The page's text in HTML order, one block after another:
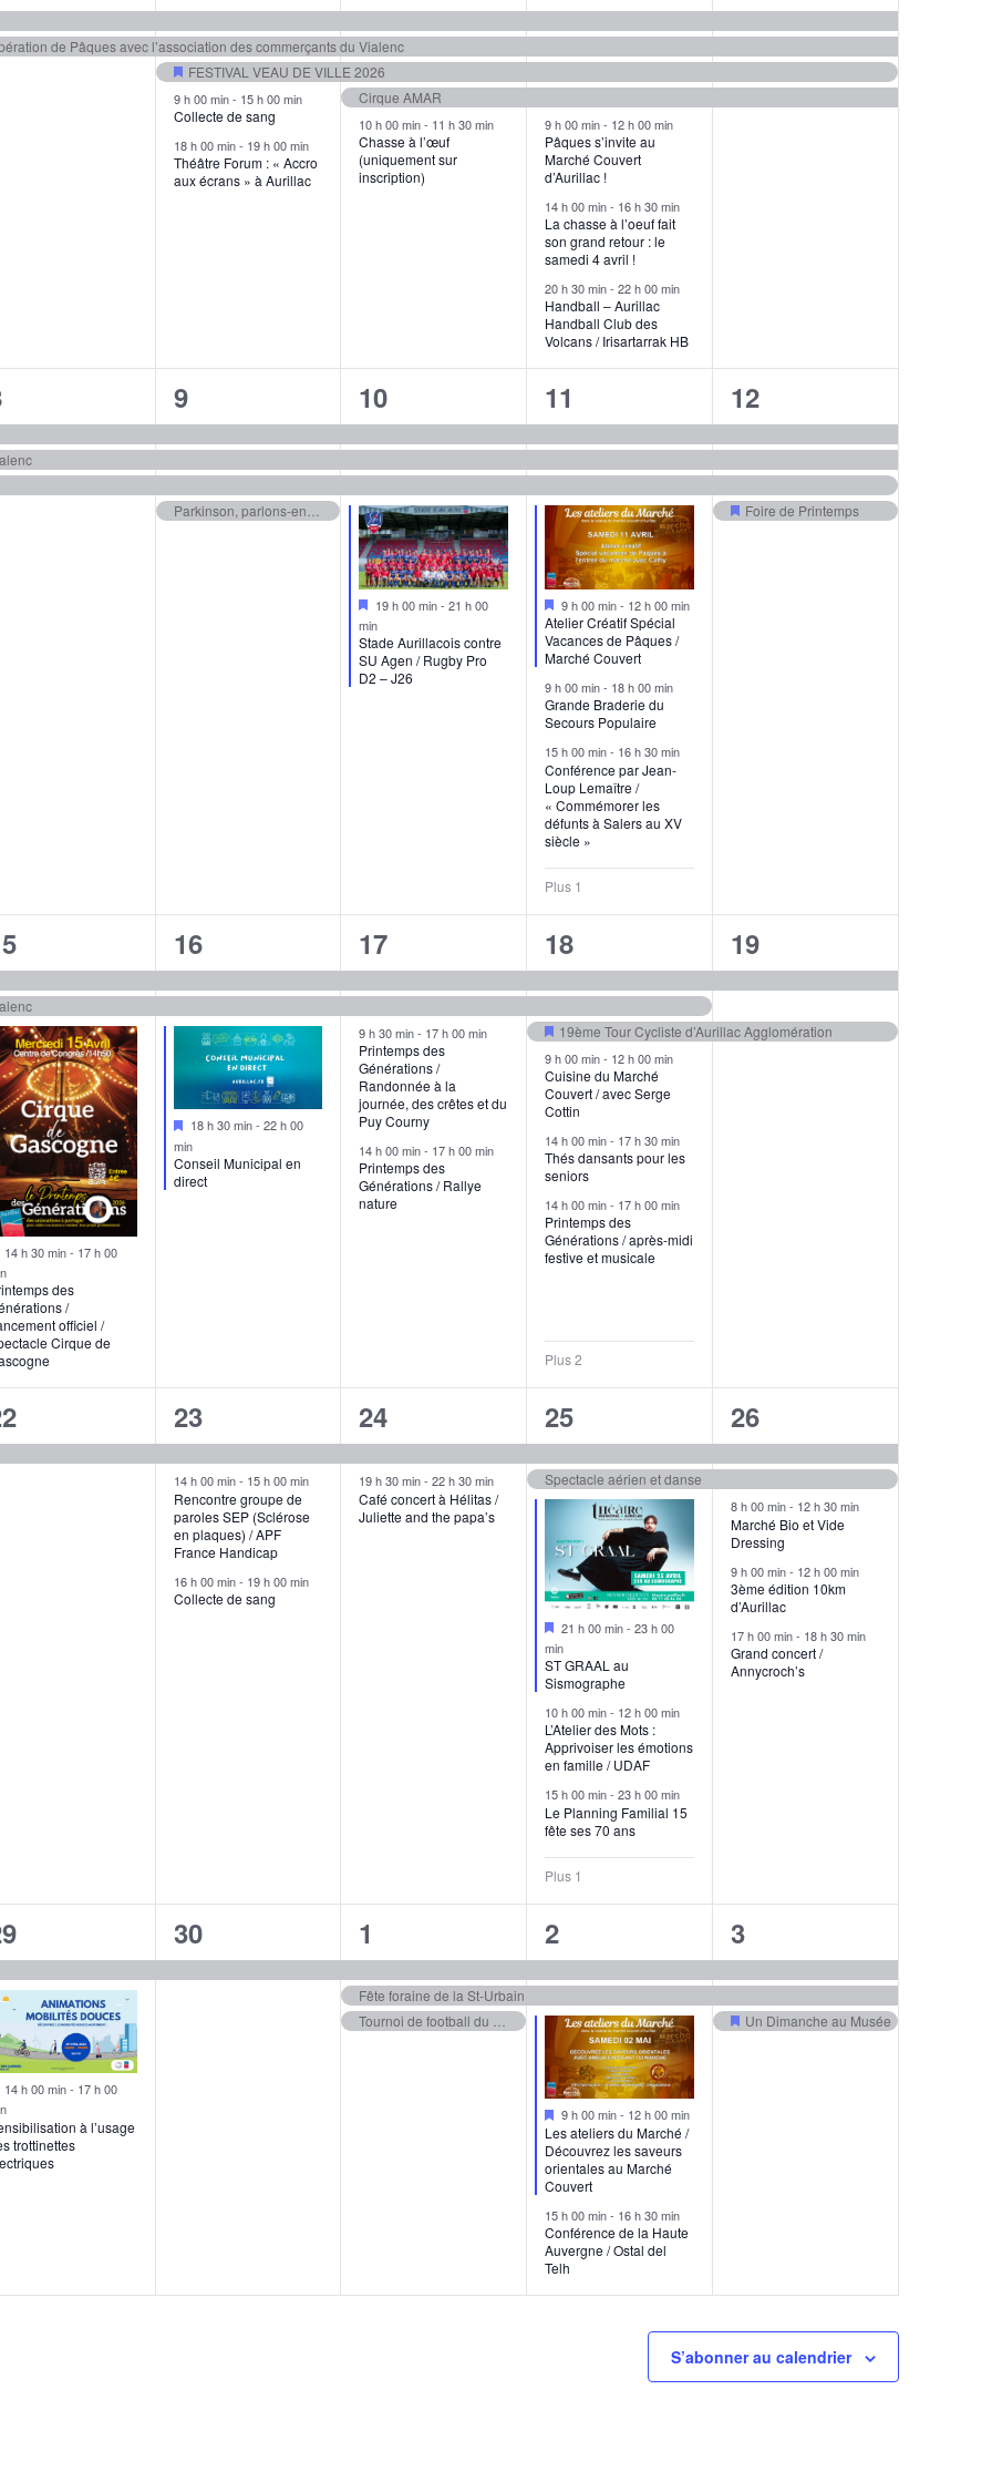
de Pâques avec l’association des commerçants du Vialenc
évènements,
Mis
en
FESTIVAL VEAU DE VILLE 2026
9 h 00 min- 15 h 00 min
Collecte de sang
18 h 00 min- 19 h 00 min
Théâtre Forum : « Accro
aux écrans » à Aurillac
évènements,
Cirque AMAR
10 h 00 min- 11 h 30 min
Chasse à l’œuf
(uniquement sur
inscription)
évènements,
9 h 00 min- 12 h 00 min
Pâques s’invite au
Marché Couvert
d’Aurillac !
14 h 00 min- 16 h 30 min
La chasse à l’oeuf fait
son grand retour : le
samedi 4 avril !
20 h 30 min-22 h 00 min
Handball – Aurillac
Handball Club des
Volcans / Irisartarrak HB
évènements,
4
évènements,
9
4
évènements,
10
Mis
en
avant
19 h 00 min-21 h 00
min
Stade Aurillacois contre
SU Agen / Rugby Pro
D2 – J26
7
évènements,
11
Mis
en
avant
9 h 00 min- 12 h 00 min
Atelier Créatif Spécial
Vacances de Pâques /
Marché Couvert
9 h 00 min- 18 h 00 min
Grande Braderie du
Secours Populaire
15 h 00 min- 16 h 30 min
Conférence par Jean-
Loup Lemaître /
« Commémorer les
défunts à Salers au XV
siècle »
Plus 1
4
évènements,
12
Mis
Foire de Printemps
Mis
en
avant
14 h 30 min- 17 h 00
des
/
officiel /
Cirque de
3
évènements,
16
Mis
avant
18 h 30 min- 22 h 00
min
Conseil Municipal en
direct
4
évènements,
17
9 h 30 min- 17 h 00 min
Printemps des
Générations /
Randonnée à la
journée, des crêtes et du
Puy Courny
14 h 00 min- 17 h 00 min
Printemps des
Générations / Rallye
nature
8
évènements,
18
Mis
en
avant
19ème Tour Cycliste d’Aurillac Agglomération
9 h 00 min- 12 h 00 min
Cuisine du Marché
Couvert / avec Serge
Cottin
14 h 00 min- 17 h 30 min
Thés dansants pour les
seniors
14 h 00 min- 17 h 00 min
Printemps des
Générations / après-midi
festive et musicale
Plus 2
2
évènements,
19
3
évènements,
23
14 h 00 min- 15 h 00 min
Rencontre groupe de
paroles SEP (Sclérose
en plaques) / APF
France Handicap
16 h 00 min- 19 h 00 min
Collecte de sang
2
évènements,
24
19 h 30 min-22 h 30 min
Café concert à Hélitas /
Juliette and the papa’s
6
évènements,
25
Spectacle aérien et danse
Mis
avant
21 h 00 min-23 h 00
min
ST GRAAL au
Sismographe
10 h 00 min- 12 h 00 min
L’Atelier des Mots :
Apprivoiser les émotions
en famille / UDAF
15 h 00 min-23 h 00 min
Le Planning Familial 15
fête ses 70 ans
Plus 1
5
évènements,
26
8 h 00 min- 12 h 30 min
Marché Bio et Vide
Dressing
9 h 00 min- 12 h 00 min
3ème édition 10km
d’Aurillac
17 h 00 min- 18 h 30 min
Grand concert /
Annycroch’s
Mis
en
avant
14 h 00 min- 17 h 00
à l’usage
trottinettes
1
évènement,
30
3
évènements,
1
Fête foraine de la St-Urbain
4
évènements,
2
Mis
en
avant
9 h 00 min- 12 h 00 min
Les ateliers du Marché /
Découvrez les saveurs
orientales au Marché
Couvert
15 h 00 min- 16 h 30 min
Conférence de la Haute
Auvergne / Ostal del
Telh
3
évènements,
3
Mis
Un Dimanche au Musée
S’abonner au calendrier